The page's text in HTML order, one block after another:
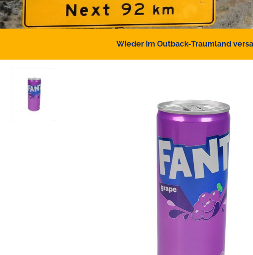
Wieder im Outback-Traumland